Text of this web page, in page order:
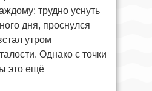
трудно уснуть
дня, проснулся
утром
Однако с точки
это ещё